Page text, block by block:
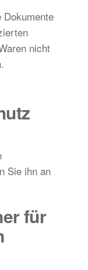
Dokumente
nicht
Sie ihn an
für